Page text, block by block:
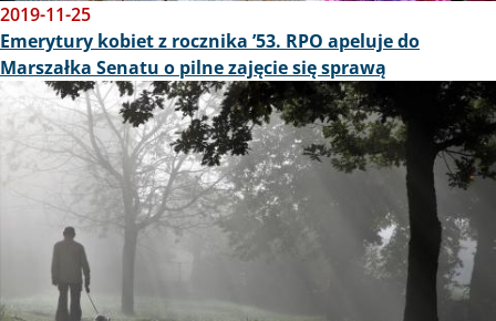
2019-11-25
Emerytury kobiet z rocznika ’53. RPO apeluje do
Marszałka Senatu o pilne zajęcie się sprawą
Obraz